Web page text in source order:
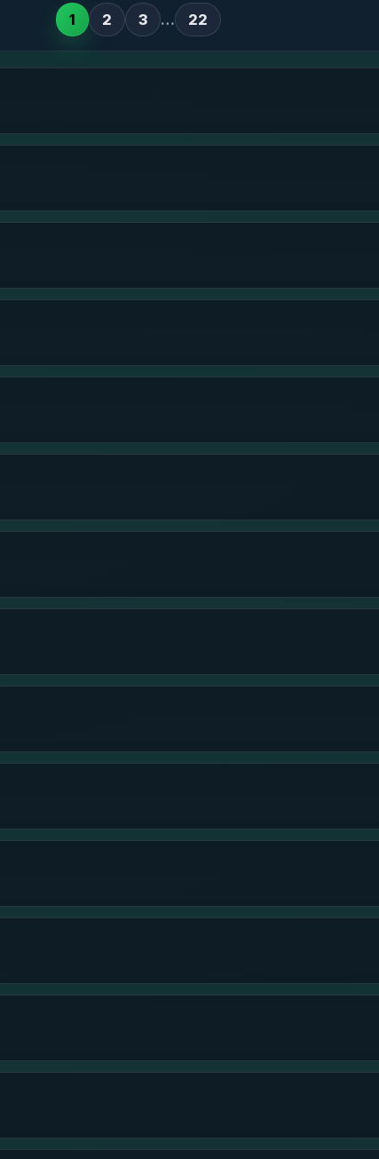
1 2 3 … 22